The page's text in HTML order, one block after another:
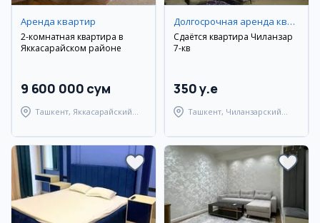
Аренда квартир
2-комнатная квартира в
Яккасарайском районе
9 600 000 сум
Ташкент, Яккасарайский
Долгосрочная аренда квартир
Сдаётся квартира Чиланзар
7-кв
350 y.e
Ташкент, Чиланзарский